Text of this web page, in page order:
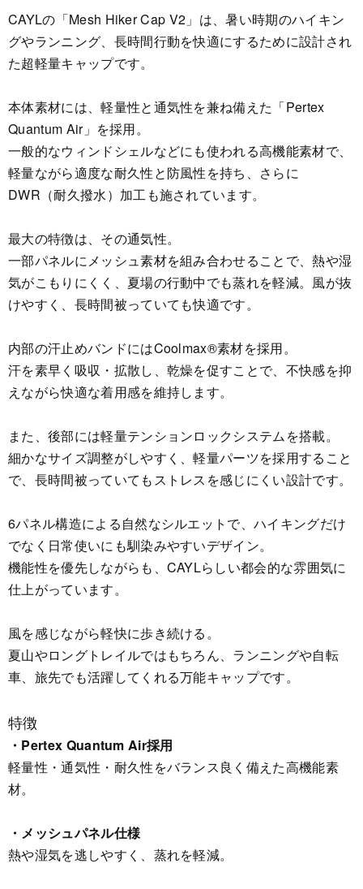
CAYLの「Mesh Hiker Cap V2」は、暑い時期のハイキン
グやランニング、長時間行動を快適にするために設計され
た超軽量キャップです。
本体素材には、軽量性と通気性を兼ね備えた「Pertex
Quantum Air」を採用。
一般的なウィンドシェルなどにも使われる高機能素材で、
軽量ながら適度な耐久性と防風性を持ち、さらに
DWR（耐久撥水）加工も施されています。
最大の特徴は、その通気性。
一部パネルにメッシュ素材を組み合わせることで、熱や湿
気がこもりにくく、夏場の行動中でも蒸れを軽減。風が抜
けやすく、長時間被っていても快適です。
内部の汗止めバンドにはCoolmax®素材を採用。
汗を素早く吸収・拡散し、乾燥を促すことで、不快感を抑
えながら快適な着用感を維持します。
また、後部には軽量テンションロックシステムを搭載。
細かなサイズ調整がしやすく、軽量パーツを採用すること
で、長時間被っていてもストレスを感じにくい設計です。
6パネル構造による自然なシルエットで、ハイキングだけ
でなく日常使いにも馴染みやすいデザイン。
機能性を優先しながらも、CAYLらしい都会的な雰囲気に
仕上がっています。
風を感じながら軽快に歩き続ける。
夏山やロングトレイルではもちろん、ランニングや自転
車、旅先でも活躍してくれる万能キャップです。
特徴
・Pertex Quantum Air採用
軽量性・通気性・耐久性をバランス良く備えた高機能素
材。
・メッシュパネル仕様
熱や湿気を逃しやすく、蒸れを軽減。